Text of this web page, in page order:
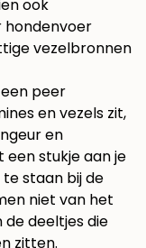
ook
hondenvoer
vezelbronnen
peer
en vezels zit,
en
een stukje aan je
staan bij de
niet van het
deeltjes die
zitten.